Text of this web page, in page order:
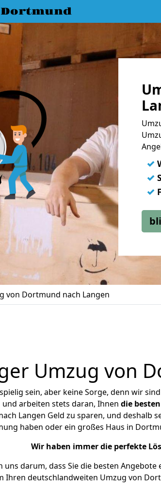
✓
✓
✓
von Dortmund nach Langen
Umzug von
sein, aber keine Sorge, denn wir
und arbeiten stets daran, Ihnen die
Langen Geld zu sparen, und deshalb
haben oder ein großes Haus in
Wir haben immer die perfekte
uns darum, dass Sie die besten Angebote
Ihren deutschlandweiten Umzug von